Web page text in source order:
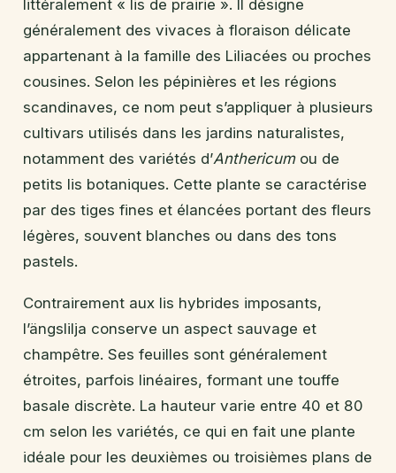
littéralement « lis de prairie ». Il désigne
généralement des vivaces à floraison délicate
appartenant à la famille des Liliacées ou proches
cousines. Selon les pépinières et les régions
scandinaves, ce nom peut s’appliquer à plusieurs
cultivars utilisés dans les jardins naturalistes,
notamment des variétés d’Anthericumou de
petits lis botaniques. Cette plante se caractérise
par des tiges fines et élancées portant des fleurs
légères, souvent blanches ou dans des tons
pastels.
Contrairement aux lis hybrides imposants,
l’ängslilja conserve un aspect sauvage et
champêtre. Ses feuilles sont généralement
étroites, parfois linéaires, formant une touffe
basale discrète. La hauteur varie entre 40 et 80
cm selon les variétés, ce qui en fait une plante
idéale pour les deuxièmes ou troisièmes plans de